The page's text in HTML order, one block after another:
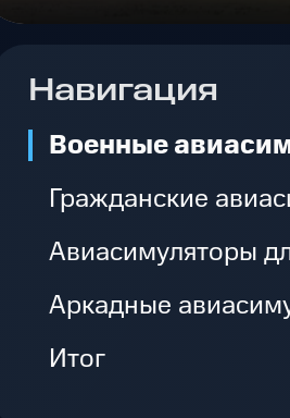
Навигация
Военные
Гражданские
Авиасимуляторы
Аркадные
Итог